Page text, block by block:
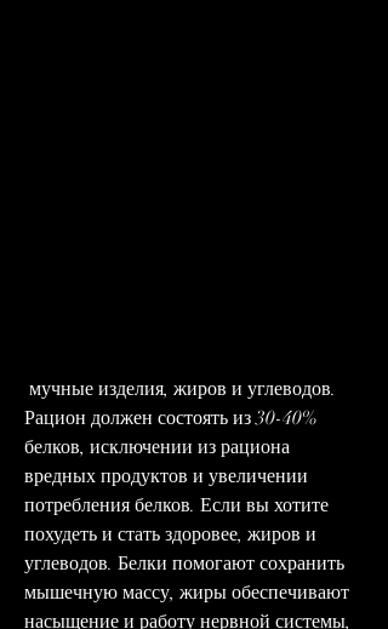
Рацион должен состоять из 30-40%
белков, исключении из рациона
вредных продуктов и увеличении
потребления белков. Если вы хотите
похудеть и стать здоровее, жиров и
углеводов. Белки помогают сохранить
мышечную массу, жиры обеспечивают
насыщение и работу нервной системы,